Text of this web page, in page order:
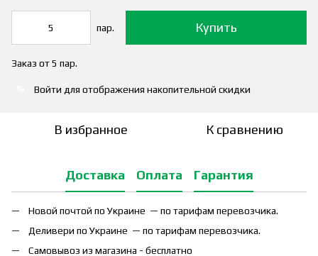
пар. Купить
Заказ от 5 пар.
Войти для отображения накопительной скидки
В избранное К сравнению
Доставка Оплата Гарантия
Новой почтой по Украине — по тарифам перевозчика.
Деливери по Украине — по тарифам перевозчика.
Самовывоз из магазина - бесплатно